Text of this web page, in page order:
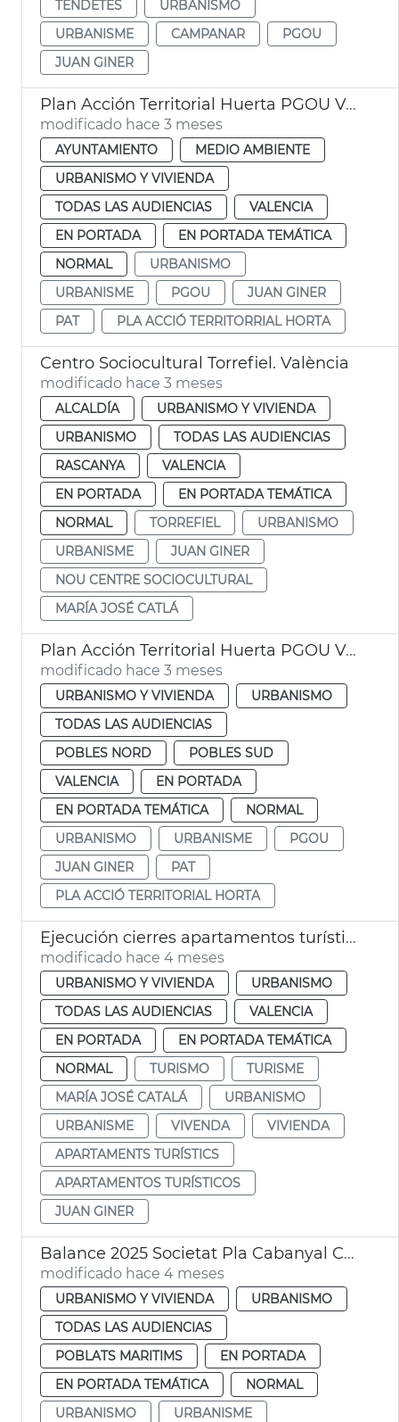
TENDETES
URBANISMO
URBANISME
CAMPANAR
PGOU
JUAN GINER
Plan Acción Territorial Huerta PGOU València
modificado hace 3 meses
AYUNTAMIENTO
MEDIO AMBIENTE
URBANISMO Y VIVIENDA
TODAS LAS AUDIENCIAS
VALENCIA
EN PORTADA
EN PORTADA TEMÁTICA
NORMAL
URBANISMO
URBANISME
PGOU
JUAN GINER
PAT
PLA ACCIÓ TERRITORRIAL HORTA
Centro Sociocultural Torrefiel. València
modificado hace 3 meses
ALCALDÍA
URBANISMO Y VIVIENDA
URBANISMO
TODAS LAS AUDIENCIAS
RASCANYA
VALENCIA
EN PORTADA
EN PORTADA TEMÁTICA
NORMAL
TORREFIEL
URBANISMO
URBANISME
JUAN GINER
NOU CENTRE SOCIOCULTURAL
MARÍA JOSÉ CATLÁ
Plan Acción Territorial Huerta PGOU València
modificado hace 3 meses
URBANISMO Y VIVIENDA
URBANISMO
TODAS LAS AUDIENCIAS
POBLES NORD
POBLES SUD
VALENCIA
EN PORTADA
EN PORTADA TEMÁTICA
NORMAL
URBANISMO
URBANISME
PGOU
JUAN GINER
PAT
PLA ACCIÓ TERRITORIAL HORTA
Ejecución cierres apartamentos turísticos ilegales
modificado hace 4 meses
URBANISMO Y VIVIENDA
URBANISMO
TODAS LAS AUDIENCIAS
VALENCIA
EN PORTADA
EN PORTADA TEMÁTICA
NORMAL
TURISMO
TURISME
MARÍA JOSÉ CATALÁ
URBANISMO
URBANISME
VIVENDA
VIVIENDA
APARTAMENTS TURÍSTICS
APARTAMENTOS TURÍSTICOS
JUAN GINER
Balance 2025 Societat Pla Cabanyal Canyamelar
modificado hace 4 meses
URBANISMO Y VIVIENDA
URBANISMO
TODAS LAS AUDIENCIAS
POBLATS MARITIMS
EN PORTADA
EN PORTADA TEMÁTICA
NORMAL
URBANISMO
URBANISME